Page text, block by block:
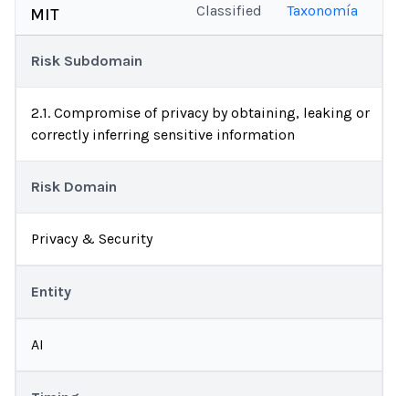
MIT
Classified
Taxonomía
Risk Subdomain
2.1. Compromise of privacy by obtaining, leaking or
correctly inferring sensitive information
Risk Domain
Privacy & Security
Entity
AI